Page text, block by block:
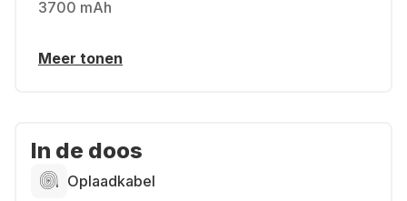
3700 mAh
Meer tonen
In de doos
Oplaadkabel